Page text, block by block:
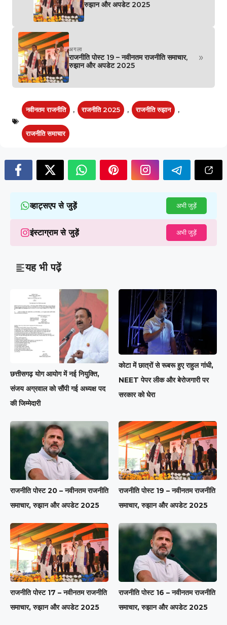
रुझान और अपडेट 2025
अगला
राजनीति पोस्ट 19 – नवीनतम राजनीति समाचार,
रुझान और अपडेट 2025
»
नवीनतम राजनीति , राजनीति 2025 , राजनीति रुझान ,
राजनीति समाचार
व्हाट्सएप से जुड़ें अभी जुड़ें
इंस्टाग्राम से जुड़ें अभी जुड़ें
यह भी पढ़ें
छत्तीसगढ़ योग आयोग में नई नियुक्ति,
संजय अग्रवाल को सौंपी गई अध्यक्ष पद
की जिम्मेदारी
कोटा में छात्रों से रूबरू हुए राहुल गांधी,
NEET पेपर लीक और बेरोजगारी पर
सरकार को घेरा
राजनीति पोस्ट 20 – नवीनतम राजनीति
समाचार, रुझान और अपडेट 2025
राजनीति पोस्ट 19 – नवीनतम राजनीति
समाचार, रुझान और अपडेट 2025
राजनीति पोस्ट 17 – नवीनतम राजनीति
समाचार, रुझान और अपडेट 2025
राजनीति पोस्ट 16 – नवीनतम राजनीति
समाचार, रुझान और अपडेट 2025